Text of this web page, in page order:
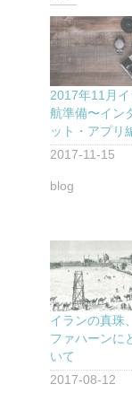
2017年11月
航準備〜イン
ット・アプリ
2017-11-15
blog
イランの真珠
ファハーンに
いて
2017-08-12